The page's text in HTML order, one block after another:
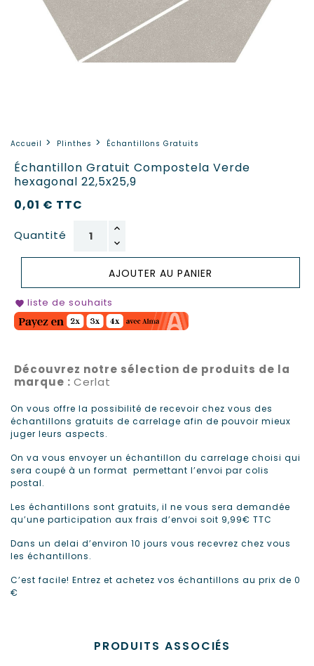
Accueil Plinthes Échantillons Gratuits
Échantillon Gratuit Compostela Verde
hexagonal 22,5x25,9
0,01 € TTC
Quantité
AJOUTER AU PANIER
favorite liste de souhaits
Découvrez notre sélection de produits de la
marque : Cerlat
On vous offre la possibilité de recevoir chez vous des
échantillons gratuits de carrelage afin de pouvoir mieux
juger leurs aspects.
On va vous envoyer un échantillon du carrelage choisi qui
sera coupé à un format permettant l’envoi par colis
postal.
Les échantillons sont gratuits, il ne vous sera demandée
qu’une participation aux frais d’envoi soit 9,99€ TTC
Dans un delai d’environ 10 jours vous recevrez chez vous
les échantillons.
C’est facile! Entrez et achetez vos échantillons au prix de 0
€
PRODUITS ASSOCIÉS